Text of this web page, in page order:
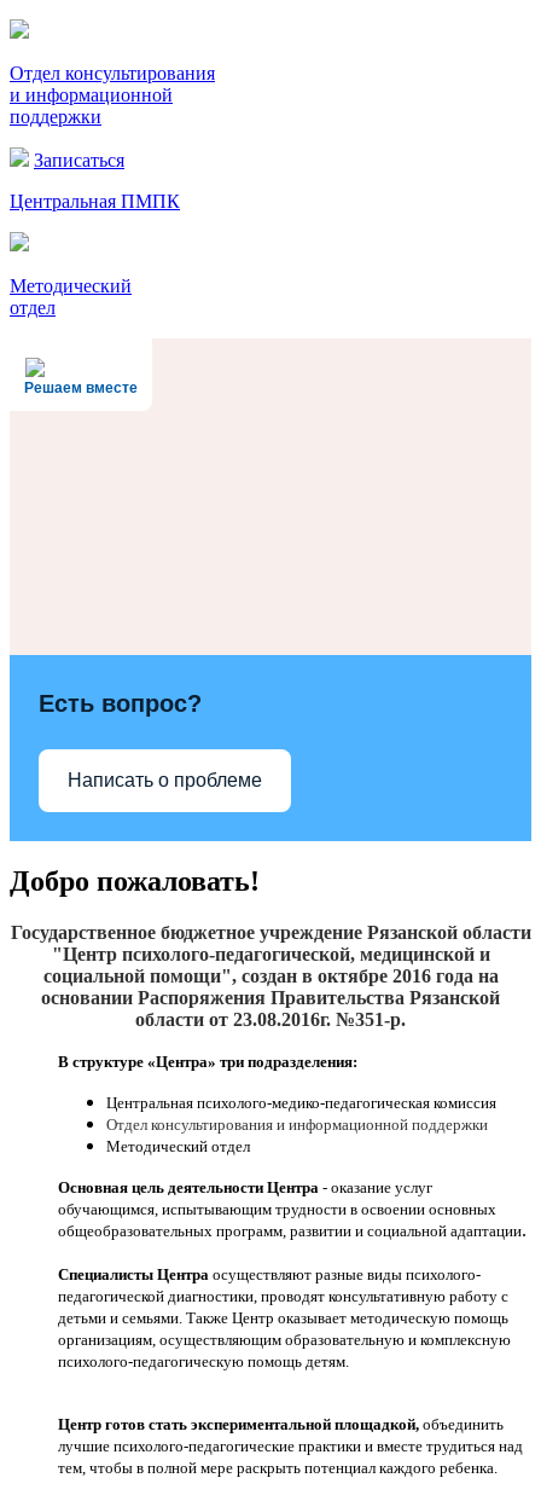
Отдел консультирования
и информационной
поддержки
Записаться
Центральная ПМПК
Методический
отдел
Решаем вместе
Есть вопрос?
Написать о проблеме
Добро пожаловать!
Государственное бюджетное учреждение Рязанской области
"Центр психолого-педагогической, медицинской и
социальной помощи", создан в октябре 2016года на
основании Распоряжения Правительства Рязанской
области от 23.08.2016г. №351-р.
В структуре «Центра» три подразделения:
Центральная психолого-медико-педагогическая комиссия
Отдел консультирования и информационной поддержки
Методический отдел
Основная цель деятельности Центра - оказание услуг
обучающимся, испытывающим трудности в освоении основных
общеобразовательных программ, развитии и социальной адаптации.
Специалисты Центра осуществляют разные виды психолого-
педагогической диагностики, проводят консультативную работу с
детьми и семьями. Также Центр оказывает методическую помощь
организациям, осуществляющим образовательную и комплексную
психолого-педагогическую помощь детям.
Центр готов стать экспериментальной площадкой, объединить
лучшие психолого-педагогические практики и вместе трудиться над
тем, чтобы в полной мере раскрыть потенциал каждого ребенка.